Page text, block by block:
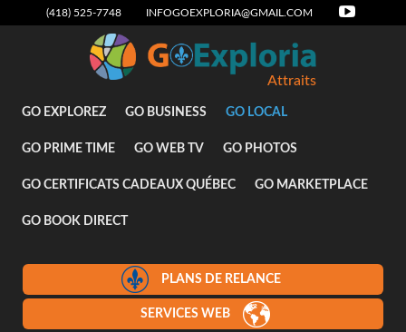
(418) 525-7748 INFOGOEXPLORIA@GMAIL.COM
Attraits
GO EXPLOREZ GO BUSINESS GO LOCAL
GO PRIME TIME GO WEB TV GO PHOTOS
GO CERTIFICATS CADEAUX QUÉBEC GO MARKETPLACE
GO BOOK DIRECT
PLANS DE RELANCE
SERVICES WEB